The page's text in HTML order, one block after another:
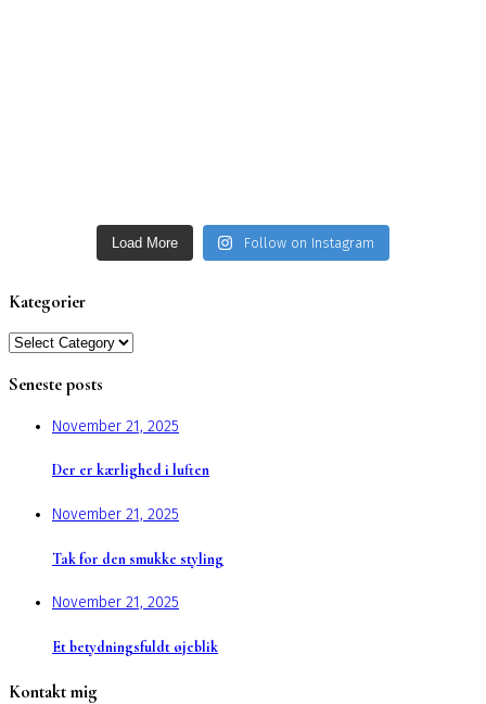
Load More Follow on Instagram
Kategorier
Kategorier
Seneste posts
November 21, 2025
Der er kærlighed i luften
November 21, 2025
Tak for den smukke styling
November 21, 2025
Et betydningsfuldt øjeblik
Kontakt mig